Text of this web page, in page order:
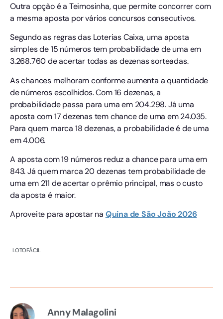
Outra opção é a Teimosinha, que permite concorrer com
a mesma aposta por vários concursos consecutivos.
Segundo as regras das Loterias Caixa, uma aposta
simples de 15 números tem probabilidade de uma em
3.268.760 de acertar todas as dezenas sorteadas.
As chances melhoram conforme aumenta a quantidade
de números escolhidos. Com 16 dezenas, a
probabilidade passa para uma em 204.298. Já uma
aposta com 17 dezenas tem chance de uma em 24.035.
Para quem marca 18 dezenas, a probabilidade é de uma
em 4.006.
A aposta com 19 números reduz a chance para uma em
843. Já quem marca 20 dezenas tem probabilidade de
uma em 211 de acertar o prêmio principal, mas o custo
da aposta é maior.
Aproveite para apostar na Quina de São João 2026
LOTOFÁCIL
Anny Malagolini